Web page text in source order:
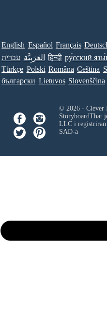
English Español Français
עברית العَرَبِيَّة हिन्दी ру́сский
Türkçe Polski Româna Ceština
български Lietuvos Slovenščina
© 2026 - Clever
StoryboardThat
LLCi registriran
SAD-a